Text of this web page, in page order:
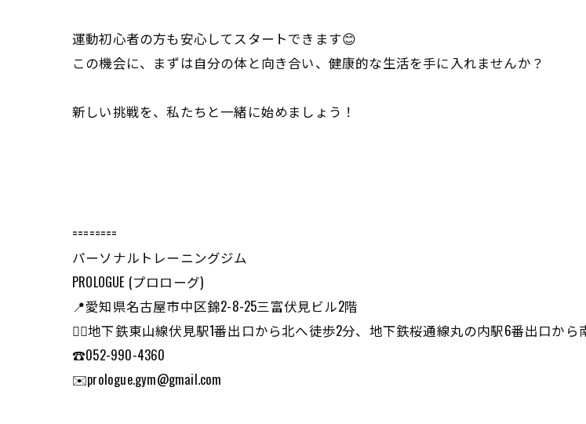
運動初心者の方も安心してスタートできます😊
この機会に、まずは自分の体と向き合い、健康的な生活を手に入れませんか？
新しい挑戦を、私たちと一緒に始めましょう！
========
パーソナルトレーニングジム
PROLOGUE (プロローグ)
📍愛知県名古屋市中区錦2-8-25三富伏見ビル2階
🏃‍♂️地下鉄東山線伏見駅1番出口から北へ徒歩2分、地下鉄桜通線丸の内駅6番出口から
☎️052-990-4360
✉️prologue.gym@gmail.com